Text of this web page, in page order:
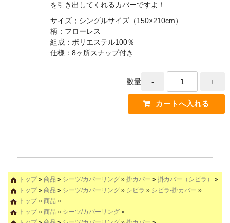
を引き出してくれるカバーですよ！
サイズ；シングルサイズ（150×210cm）
柄：フローレス
組成：ポリエステル100％
仕様：8ヶ所スナップ付き
数量
トップ» 商品 » シーツ/カバーリング » 掛カバー » 掛カバー（シビラ）
»
トップ» 商品 » シーツ/カバーリング » シビラ » シビラ-掛カバー »
トップ» 商品 »
トップ» 商品 » シーツ/カバーリング »